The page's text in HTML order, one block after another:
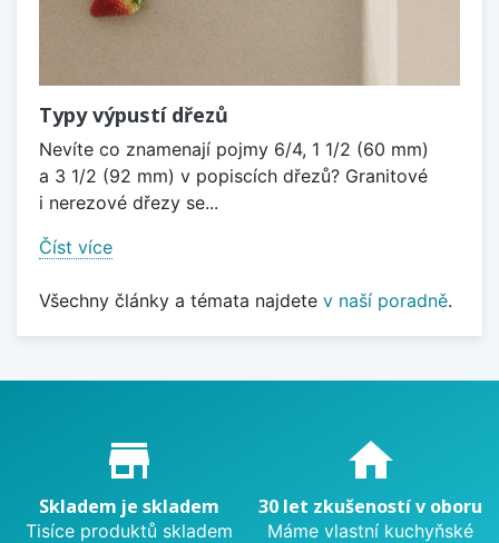
Typy výpustí dřezů
Nevíte co znamenají pojmy 6/4, 1 1/2 (60 mm)
a 3 1/2 (92 mm) v popiscích dřezů? Granitové
i nerezové dřezy se...
Číst více
Všechny články a témata najdete v naší poradně.
Proč nakupovat u nás?
store_mall_directory
Skladem je skladem
Tisíce produktů skladem
home
30 let zkušeností v oboru
Máme vlastní kuchyňské